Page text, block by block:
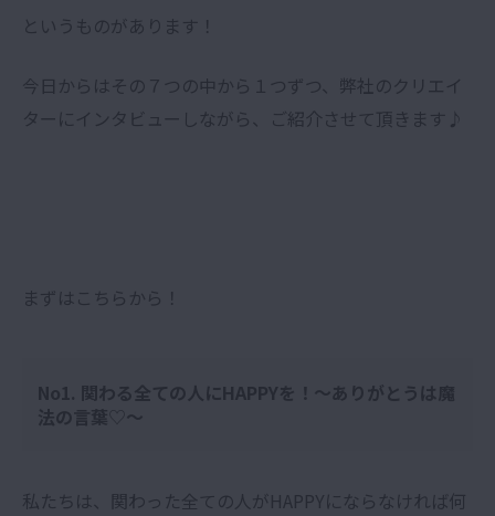
というものがあります！
今日からはその７つの中から１つずつ、弊社のクリエイ
ターにインタビューしながら、ご紹介させて頂きます♪
まずはこちらから！
No1. 関わる全ての人にHAPPYを！〜ありがとうは魔
法の言葉
〜
私たちは、関わった全ての人がHAPPYにならなければ何